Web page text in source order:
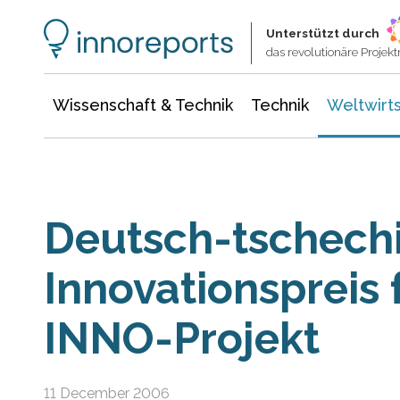
Unterstützt durch
das revolutionäre
Wissenschaft & Technik Technik
Deutsch-
Innovationspreis
INNO-Projekt
11 December 2006